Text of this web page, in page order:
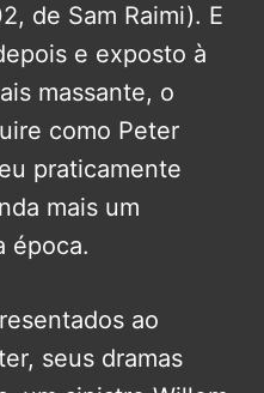
de Sam Raimi). E
e exposto à
massante, o
como Peter
praticamente
mais um
época.
ao
seus dramas